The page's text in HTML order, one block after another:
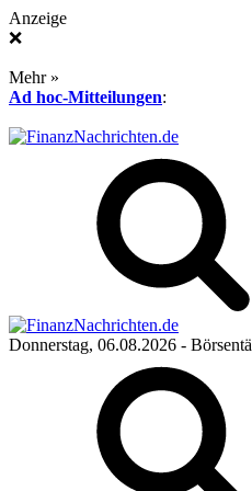
Anzeige
❌
Mehr »
Ad hoc-Mitteilungen:
Donnerstag, 06.08.2026 -